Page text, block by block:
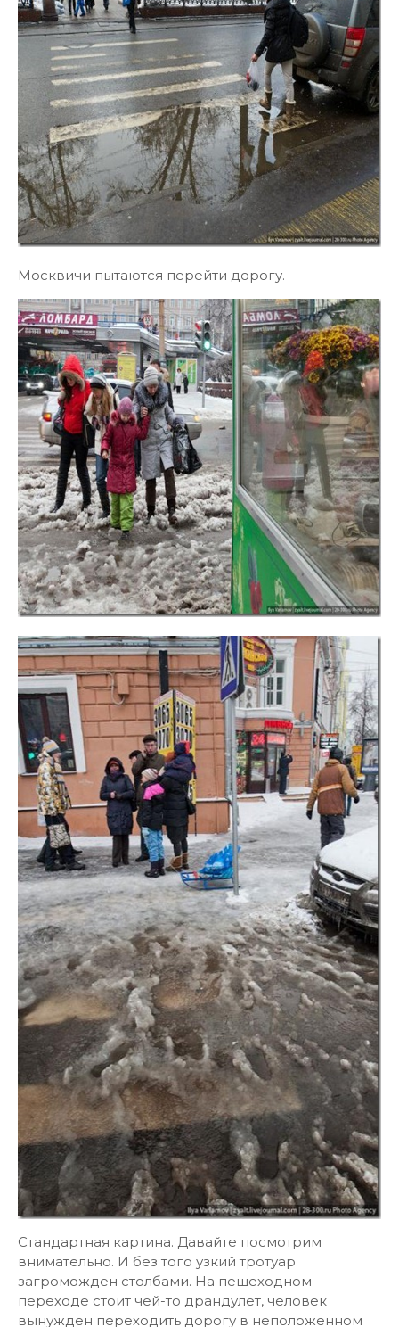
Москвичи пытаются перейти дорогу.
Стандартная картина. Давайте посмотрим
внимательно. И без того узкий тротуар
загроможден столбами. На пешеходном
переходе стоит чей-то драндулет, человек
вынужден переходить дорогу в неположенном